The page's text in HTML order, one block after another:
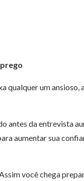
qualquer um ansioso,
antes da entrevista
aumentar sua
você chega